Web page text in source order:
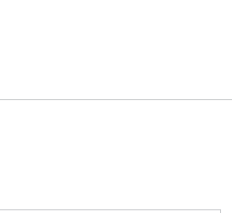
a più Distretti. Ciò viene
setting di cura. Accanto alle
di base, integrativa, protesica